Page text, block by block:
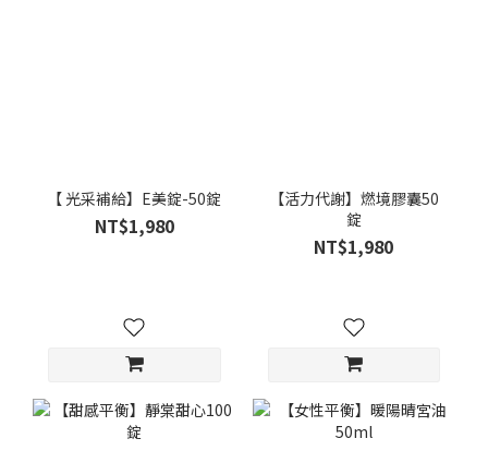
【 光采補給】E美錠-50錠
NT$1,980
【活力代謝】燃境膠囊50
錠
NT$1,980